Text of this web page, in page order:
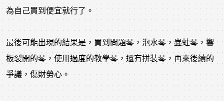
為自己買到便宜就行了。
最後可能出現的結果是，買到問題琴，泡水琴，蟲蛀琴，響
板裂開的琴，使用過度的教學琴，還有拼裝琴，再來後續的
爭議，傷財勞心。